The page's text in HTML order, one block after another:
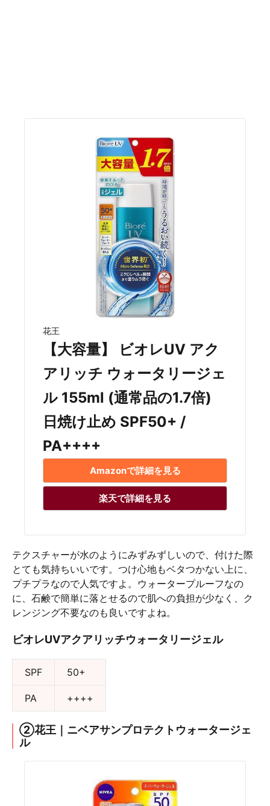
花王
【大容量】 ビオレUV アク
アリッチ ウォータリージェ
ル 155ml (通常品の1.7倍)
日焼け止め SPF50+ /
PA++++
Amazonで詳細を見る
楽天で詳細を見る
テクスチャーが水のようにみずみずしいので、付けた際
とても気持ちいいです。つけ心地もベタつかない上に、
プチプラなので人気ですよ。ウォータープルーフなの
に、石鹸で簡単に落とせるので肌への負担が少なく、ク
レンジング不要なのも良いですよね。
ビオレUVアクアリッチウォータリージェル
SPF 50+
PA ++++
②花王｜ニベアサンプロテクトウォータージェ
ル